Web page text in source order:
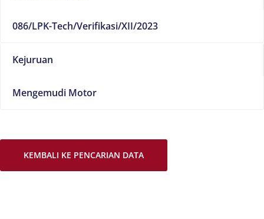
086/LPK-Tech/Verifikasi/XII/2023
Kejuruan
Mengemudi Motor
KEMBALI KE PENCARIAN DATA